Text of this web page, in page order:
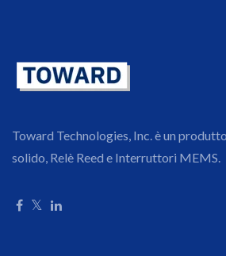
Toward Technologies, Inc. è un
solido, Relè Reed e Interruttori MEMS.